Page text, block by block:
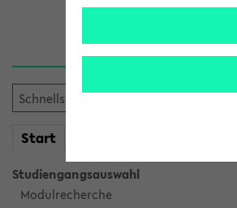
Start
Studiengangsauswahl
Modulrecherche